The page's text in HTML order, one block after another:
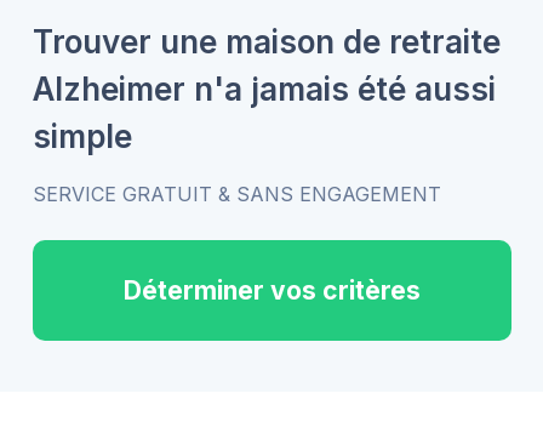
Trouver une maison de retraite
Alzheimer n'a jamais été aussi
simple
SERVICE GRATUIT & SANS ENGAGEMENT
Déterminer vos critères